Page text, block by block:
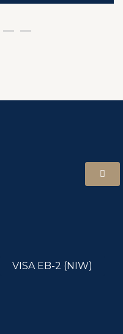
VISA EB-2 (NIW)